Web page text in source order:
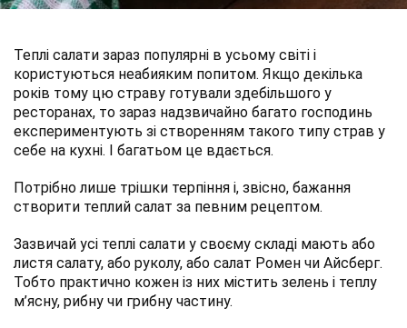
Теплі салати зараз популярні в усьому світі і
користуються неабияким попитом. Якщо декілька
років тому цю страву готували здебільшого у
ресторанах, то зараз надзвичайно багато господинь
експериментують зі створенням такого типу страв у
себе на кухні. І багатьом це вдається.
Потрібно лише трішки терпіння і, звісно, бажання
створити теплий салат за певним рецептом.
Зазвичай усі теплі салати у своєму складі мають або
листя салату, або руколу, або салат Ромен чи Айсберг.
Тобто практично кожен із них містить зелень і теплу
м’ясну, рибну чи грибну частину.